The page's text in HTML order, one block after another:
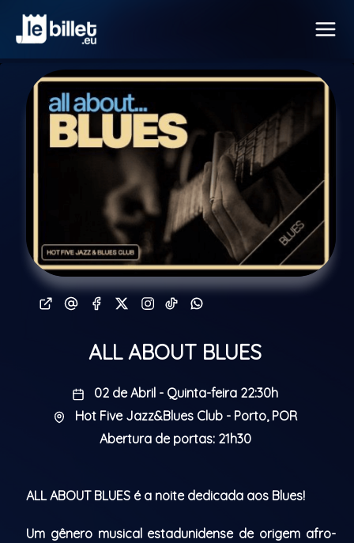
ALL ABOUT BLUES
02 de Abril - Quinta-feira 22:30h
Hot Five Jazz&Blues Club - Porto, POR
Abertura de portas: 21h30
ALL ABOUT BLUES é a noite dedicada aos Blues!
Um gênero musical estadunidense de origem afro-